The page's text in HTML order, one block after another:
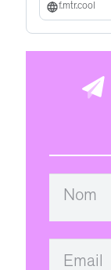
f.mtr.cool